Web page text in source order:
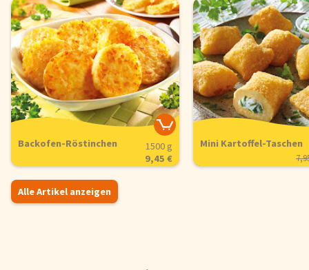
Backofen-Röstinchen
1500 g
9,45 €
Mini Kartoffel-Taschen
Alle Artikel anzeigen